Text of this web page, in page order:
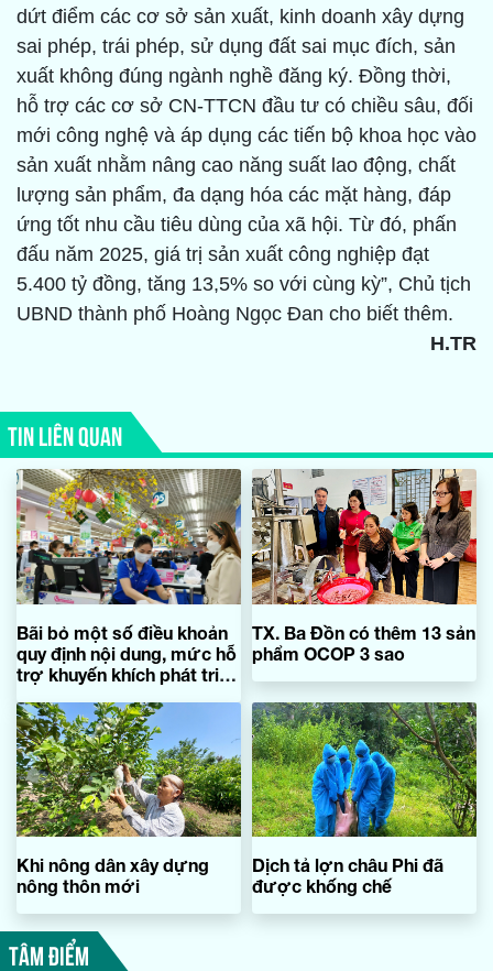
dứt điểm các cơ sở sản xuất, kinh doanh xây dựng
sai phép, trái phép, sử dụng đất sai mục đích, sản
xuất không đúng ngành nghề đăng ký. Đồng thời,
hỗ trợ các cơ sở CN-TTCN đầu tư có chiều sâu, đối
mới công nghệ và áp dụng các tiến bộ khoa học vào
sản xuất nhằm nâng cao năng suất lao động, chất
lượng sản phẩm, đa dạng hóa các mặt hàng, đáp
ứng tốt nhu cầu tiêu dùng của xã hội. Từ đó, phấn
đấu năm 2025, giá trị sản xuất công nghiệp đạt
5.400 tỷ đồng, tăng 13,5% so với cùng kỳ”, Chủ tịch
UBND thành phố Hoàng Ngọc Đan cho biết thêm.
H.TR
TIN LIÊN QUAN
Bãi bỏ một số điều khoản
quy định nội dung, mức hỗ
trợ khuyến khích phát triển
thương mại
TX. Ba Đồn có thêm 13 sản
phẩm OCOP 3 sao
Khi nông dân xây dựng
nông thôn mới
Dịch tả lợn châu Phi đã
được khống chế
TÂM ĐIỂM